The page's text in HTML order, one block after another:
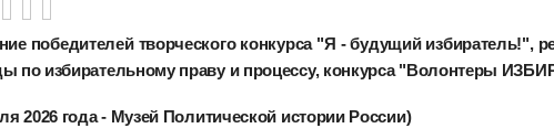
победителей творческого конкурса "Я - будущий избиратель!",
по избирательному праву и процессу, конкурса "Волонтеры
2026 года - Музей Политической истории России)